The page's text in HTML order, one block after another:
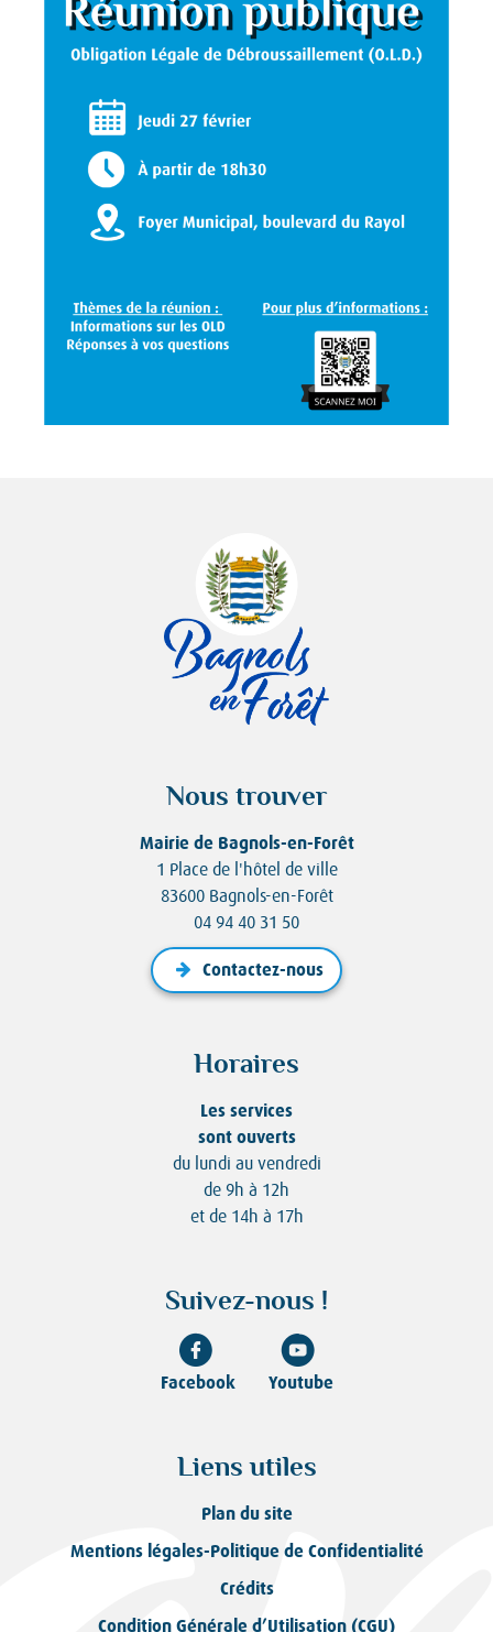
Nous trouver
Mairie de Bagnols-en-Forêt
1 Place de l'hôtel de ville
83600 Bagnols-en-Forêt
04 94 40 31 50
Contactez-nous
Horaires
Les services
sont ouverts
du lundi au vendredi
de 9h à 12h
et de 14h à 17h
Suivez-nous !
Facebook Youtube
Liens utiles
Plan du site
Mentions légales-Politique de Confidentialité
Crédits
Condition Générale d’Utilisation (CGU)